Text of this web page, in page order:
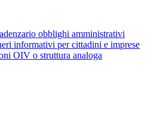
obblighi amministrativi
informativi per cittadini e imprese
OIV o struttura analoga